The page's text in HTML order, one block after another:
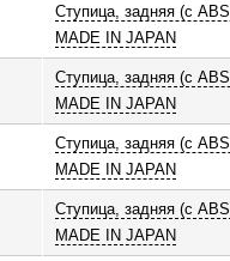
Ступица, задняя (с
MADE IN JAPAN
Ступица, задняя (с
MADE IN JAPAN
Ступица, задняя (с
MADE IN JAPAN
Ступица, задняя (с
MADE IN JAPAN